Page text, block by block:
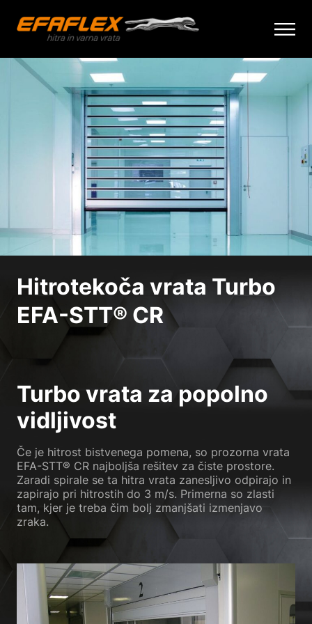
Skip
Hitrotekoča vrata Turbo
EFA-STT® CR
Turbo vrata za popolno
vidljivost
Če je hitrost bistvenega pomena, so prozorna vrata
EFA-STT® CR najboljša rešitev za čiste prostore.
Zaradi spirale se ta hitra vrata zanesljivo odpirajo in
zapirajo pri hitrostih do 3 m/s. Primerna so zlasti
tam, kjer je treba čim bolj zmanjšati izmenjavo
zraka.